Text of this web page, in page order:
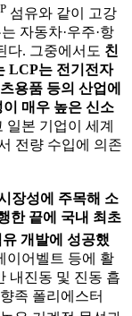
섬유와 같이 고강
자동차·우주·항
다. 그중에서도 친
LCP는 전기전자
용품 등의 산업에
매우 높은 신소
본 기업이 세계
전량 수입에 의존
장성에 주목해 소
한 끝에 국내 최초
개발에 성공했
이어벨트 등에 활
내진동 및 진동 흡
족 폴리에스터